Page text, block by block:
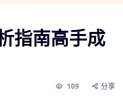
指南高手成
109 分享